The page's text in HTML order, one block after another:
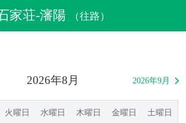
> 中国格安航空券
格安航空券
家荘-瀋陽 （往路）
2026年8月 2026年9月 
火曜日 水曜日 木曜日 金曜日 土曜日